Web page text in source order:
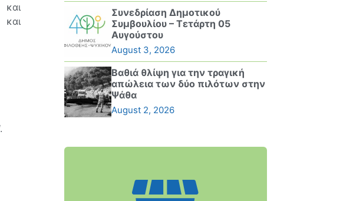
και
Συνεδρίαση Δημοτικού
Συμβουλίου – Τετάρτη 05
Αυγούστου
August 3, 2026
Βαθιά θλίψη για την τραγική
απώλεια των δύο πιλότων στην
Ψάθα
August 2, 2026